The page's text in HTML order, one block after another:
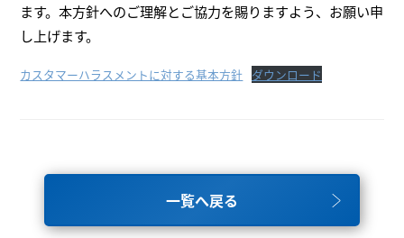
ます。本方針へのご理解とご協力を賜りますよう、お願い申
し上げます。
カスタマーハラスメントに対する基本方針 ダウンロード
一覧へ戻る